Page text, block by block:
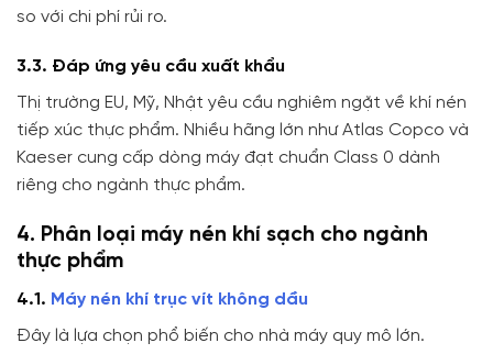
so với chi phí rủi ro.
3.3. Đáp ứng yêu cầu xuất khẩu
Thị trường EU, Mỹ, Nhật yêu cầu nghiêm ngặt về khí nén
tiếp xúc thực phẩm. Nhiều hãng lớn nhưAtlas Copco và
Kaeser cung cấp dòng máy đạt chuẩn Class 0 dành
riêng cho ngành thực phẩm.
4. Phân loại máy nén khí sạch cho ngành
thực phẩm
4.1. Máy nén khí trục vít không dầu
Đây là lựa chọn phổ biến cho nhà máy quy mô lớn.